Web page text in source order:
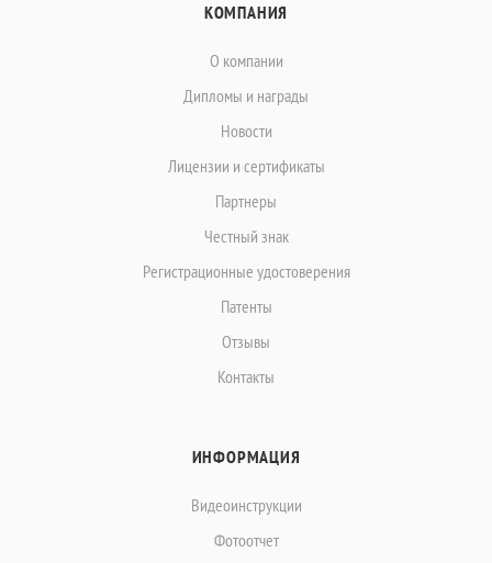
КОМПАНИЯ
О компании
Дипломы и награды
Новости
Лицензии и сертификаты
Партнеры
Честный знак
Регистрационные удостоверения
Патенты
Отзывы
Контакты
ИНФОРМАЦИЯ
Видеоинструкции
Фотоотчет